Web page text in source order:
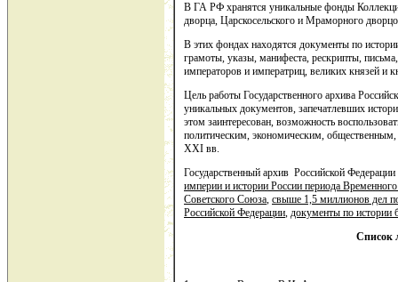
В ГА РФ хранятся уникальные фонды
дворца, Царскосельского и Мраморного
В этих фондах находятся документы по
грамоты, указы, манифеста, рескрипты,
императоров и императриц, великих князей и
Цель работы Государственного архива
уникальных документов, запечатлевших
этом заинтересован, возможность
политическим, экономическим,
XXI вв.
Государственный архив Российской
империи и истории России периода Временного
Советского Союза, свыше 1,5 миллионов дел
Российской Федерации, документы по истории
Список